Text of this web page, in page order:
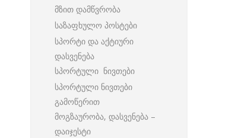
მზით დამწვრობა
საზაფხულო პოსტები
სპორტი და აქტიური
დასვენება
სპორტული ნივთები
სპორტული ნივთები
გამოწერით
მოგზაურობა, დასვენება –
დაიჯესტი